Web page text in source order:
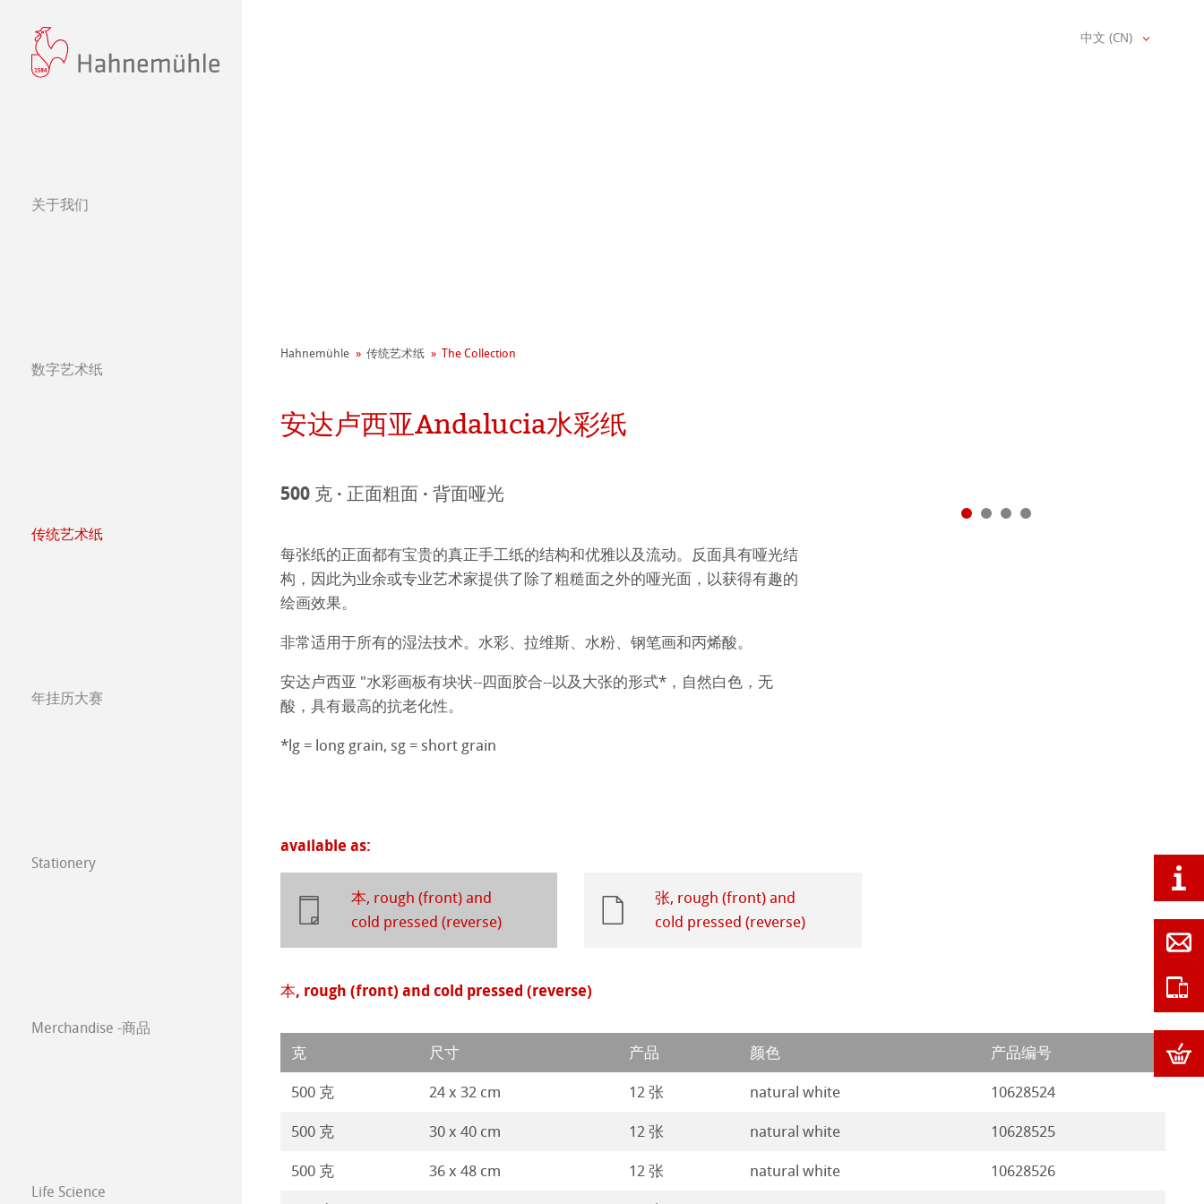
关于我们
社会项目——绿色公鸡 - Green Rooster
纸张&品质
数字艺术纸
哑光面艺术纸 平滑面
艺术画布
哈内姆勒Photo系列
如何安装ICC文件
较早型号的打印机
Harman by Hahnemuehle
联系我们
FineArt 相册 & QT Albums
内姆勒FineArt喷墨亚麻布相册
QT Albums x Hahnemühle
保护及认证
哈内姆勒 Platinum Rag铂金印相纸
Classical Printing Methods
Studio & Decor
常见问题
传统艺术纸
哈内姆勒艺术家系列美术纸
The Collection
The Collection - Watercolour
The Collection - Ingres Pastel
The Collection - Sketch
竹纤维Natural Line系列美术纸
系列水彩纸
Watercolour Books
Classical Printing Methods
方格纸
静力学用纸
等轴纸
绘画纸 Stella
Lana 传统美术纸
Protect & Authenticate
Co-Branding Products
年挂历大赛
年挂历大赛2026
年挂历大赛2025
年挂历大赛2023
Paintings 2022
Paintings 2020
Paintings 2019
Paintings 2018
Paintings 2017
Stationery
FineNotes by Hahnemühle
Stationery FineArt
Merchandise -商品
Life Science
中文 (CN)
Hahnemühle 传统艺术纸 The Collection
安达卢西亚Andalucia水彩纸
500 克 · 正面粗面 · 背面哑光
每张纸的正面都有宝贵的真正手工纸的结构和优雅以及流动。反面具有哑光结
构，因此为业余或专业艺术家提供了除了粗糙面之外的哑光面，以获得有趣的
绘画效果。
非常适用于所有的湿法技术。水彩、拉维斯、水粉、钢笔画和丙烯酸。
安达卢西亚 "水彩画板有块状--四面胶合--以及大张的形式*，自然白色，无
酸，具有最高的抗老化性。
*lg = long grain, sg = short grain
available as:
本, rough (front) and
cold pressed (reverse)
张, rough (front) and
cold pressed (reverse)
本, rough (front) and cold pressed (reverse)
克 尺寸 产品 颜色 产品编号
500 克 24 x 32 cm 12 张 natural white 10628524
500 克 30 x 40 cm 12 张 natural white 10628525
500 克 36 x 48 cm 12 张 natural white 10628526